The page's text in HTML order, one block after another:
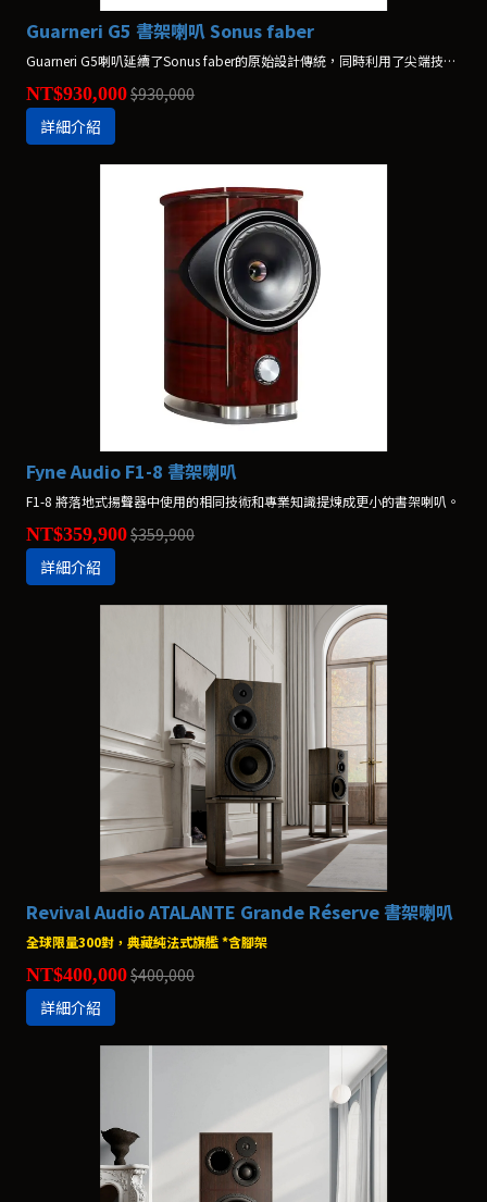
Guarneri G5 書架喇叭 Sonus faber
Guarneri G5喇叭延續了Sonus faber的原始設計傳統，同時利用了尖端技術的力量。Guarneri G5喇叭配備了新的中低音喇叭，可減少共振並提供細膩的聲學細節。新的分頻器技術降低了底噪，並消除了背景噪聲，提供具有現場表演時間感和層次的三維聲音。
NT$930,000$930,000
詳細介紹
Fyne Audio F1-8 書架喇叭
F1-8 將落地式揚聲器中使用的相同技術和專業知識提煉成更小的書架喇叭。
NT$359,900$359,900
詳細介紹
Revival Audio ATALANTE Grande Réserve 書架喇叭
全球限量300對，典藏純法式旗艦 *含腳架
NT$400,000$400,000
詳細介紹